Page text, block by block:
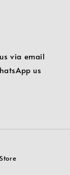
via email
us